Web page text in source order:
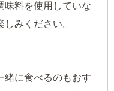
味料を使用していな
みください。
緒に食べるのもおす